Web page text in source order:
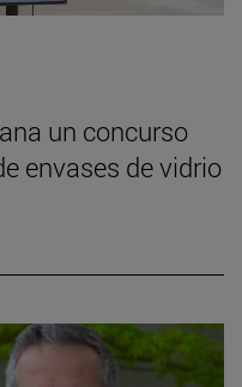
un concurso
envases de vidrio